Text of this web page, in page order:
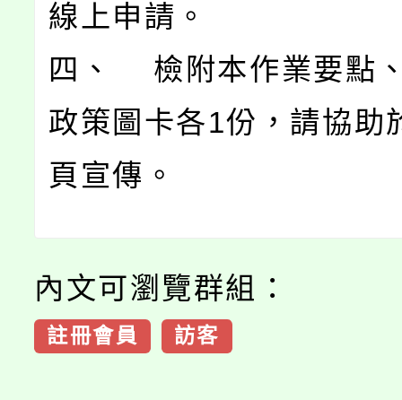
線上申請。
四、 檢附本作業要點
政策圖卡各1份，請協助
頁宣傳。
內文可瀏覽群組：
註冊會員 訪客